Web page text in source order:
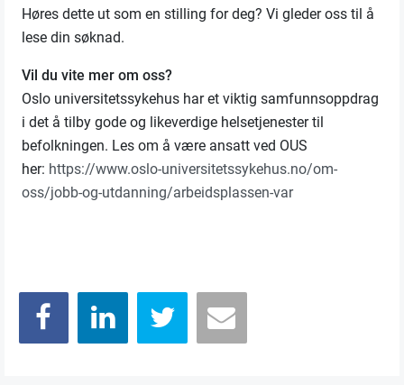
Høres dette ut som en stilling for deg? Vi gleder oss til å
lese din søknad.
Vil du vite mer om oss?
Oslo universitetssykehus har et viktig samfunnsoppdrag
i det å tilby gode og likeverdige helsetjenester til
befolkningen. Les om å være ansatt ved OUS
her: https://www.oslo-universitetssykehus.no/om-
oss/jobb-og-utdanning/arbeidsplassen-var